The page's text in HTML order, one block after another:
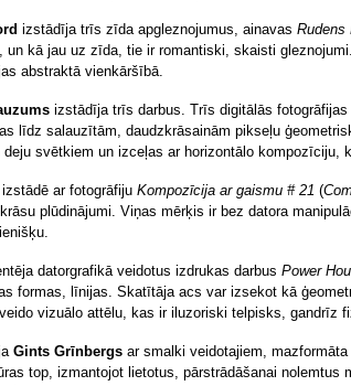
izstādīja trīs zīda apgleznojumus, ainavas Rudens
un kā jau uz zīda, tie ir romantiski, skaisti
abstraktā vienkāršībā.
izstādīja trīs darbus. Trīs digitālās
līdz salauzītām, daudzkrāsainām pikseļu
deju svētkiem un izceļas ar horizontālo
ar fotogrāfiju Kompozīcija ar gaismu # 21 (
plūdinājumi. Viņas mērķis ir bez datora
datorgrafikā veidotus izdrukas darbus Power
formas, līnijas. Skatītāja acs var izsekot kā
vizuālo attēlu, kas ir iluzoriski telpisks, gandrīz
Gints Grīnbergs ar smalki veidotajiem,
top, izmantojot lietotus, pārstrādāšanai